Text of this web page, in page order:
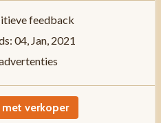
feedback
04, Jan, 2021
met verkoper